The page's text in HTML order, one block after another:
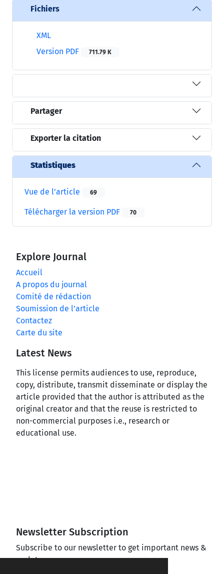
Fichiers
XML
Version PDF
711.79 K
Partager
Exporter la citation
Statistiques
Vue de l’article 69
Télécharger la version PDF 70
Explore Journal
Accueil
A propos du journal
Comité de rédaction
Soumission de l’article
Contactez
Carte du site
Latest News
This license permits audiences to use, reproduce,
copy, distribute, transmit disseminate or display the
article provided that the author is attributed as the
original creator and that the reuse is restricted to
non-commercial purposes i.e., research or
educational use.
Newsletter Subscription
Subscribe to our newsletter to get important news &
updates